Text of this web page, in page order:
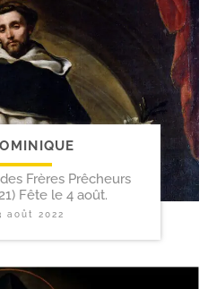
Frères Prêcheurs
Fête le 4 août.
août 2022